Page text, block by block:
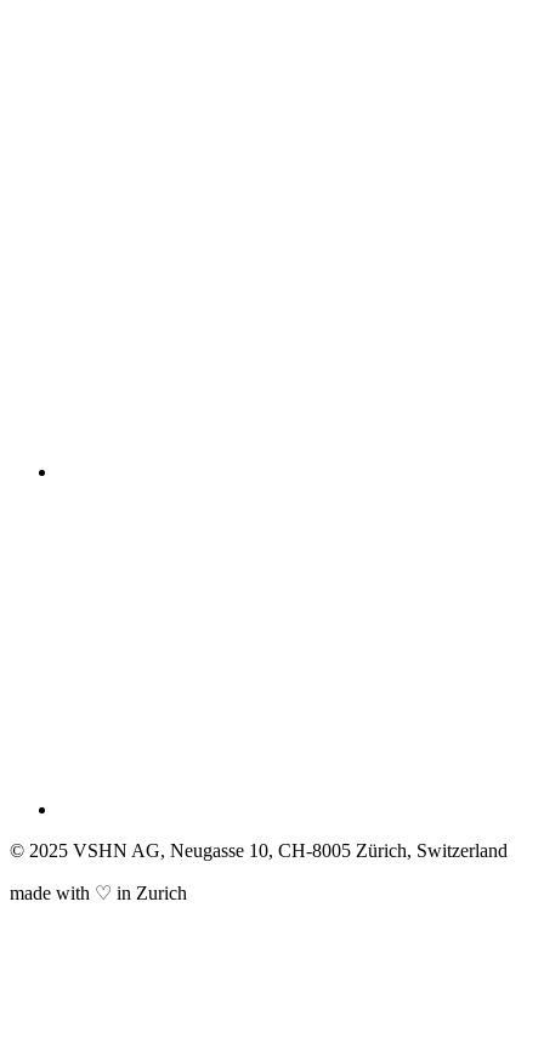
© 2025 VSHN AG, Neugasse 10, CH-8005 Zürich, Switzerland
made with ♡ in Zurich